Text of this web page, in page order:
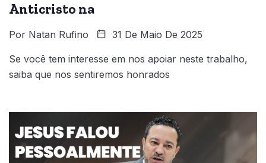
Anticristo na
Por Natan Rufino 31 De Maio De 2025
Se você tem interesse em nos apoiar neste trabalho,
saiba que nos sentiremos honrados